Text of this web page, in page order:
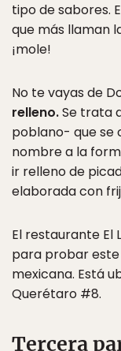
tipo de sabores.
que más llaman
¡mole!
No te vayas de
relleno.Se trata
poblano- que se
nombre a la
ir relleno de
elaborada con
El restaurante El
para probar
mexicana. Está
Querétaro #8.
Tercera